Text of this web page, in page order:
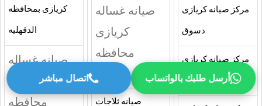
أرسل طلبك بالواتساب اتصال مباشر
مركز صيانه كريازى
دسوق
مركز صيانه كريازى
بالمحله الكبرى
صيانه غساله
كريازى
محافظه
صيانه ثلاجات
كريازى بمحافظه
الدقهليه
صيانه غساله
كريازى
محافظه